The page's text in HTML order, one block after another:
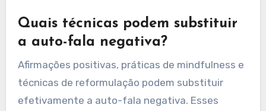
Quais técnicas podem substituir
a auto-fala negativa?
Afirmações positivas, práticas de mindfulness e
técnicas de reformulação podem substituir
efetivamente a auto-fala negativa. Esses